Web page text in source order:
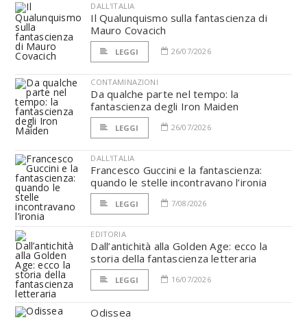
DALL'ITALIA
Il Qualunquismo sulla fantascienza di
Mauro Covacich
LEGGI 26/07/2026
CONTAMINAZIONI
Da qualche parte nel tempo: la
fantascienza degli Iron Maiden
LEGGI 26/07/2026
DALL'ITALIA
Francesco Guccini e la fantascienza:
quando le stelle incontravano l’ironia
LEGGI 7/08/2026
EDITORIA
Dall’antichità alla Golden Age: ecco la
storia della fantascienza letteraria
LEGGI 16/07/2026
Odissea